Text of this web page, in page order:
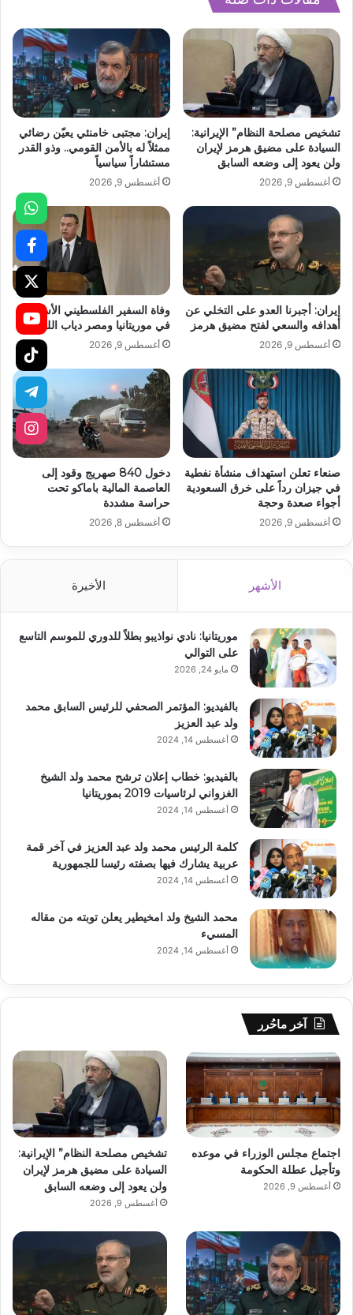
تشخيص مصلحة النظام” الإيرانية:
السيادة على مضيق هرمز لإيران
ولن يعود إلى وضعه السابق
أغسطس 9, 2026
إيران: مجتبى خامنئي يعيّن رضائي
ممثلاً له بالأمن القومي.. وذو القدر
مستشاراً سياسياً
أغسطس 9, 2026
إيران: أجبرنا العدو على التخلي عن
أهدافه والسعي لفتح مضيق هرمز
أغسطس 9, 2026
وفاة السفير الفلسطيني الأسبق
في موريتانيا ومصر دياب اللوح
أغسطس 9, 2026
صنعاء تعلن استهداف منشأة نفطية
في جيزان رداً على خرق السعودية
أجواء صعدة وحجة
أغسطس 9, 2026
دخول 840 صهريج وقود إلى
العاصمة المالية باماكو تحت
حراسة مشددة
أغسطس 8, 2026
الأشهر الأخيرة
موريتانيا: نادي نواذيبو بطلاً للدوري للموسم التاسع
على التوالي
مايو 24, 2026
بالفيديو: المؤتمر الصحفي للرئيس السابق محمد
ولد عبد العزيز
أغسطس 14, 2024
بالفيديو: خطاب إعلان ترشح محمد ولد الشيخ
الغزواني لرئاسيات 2019 بموريتانيا
أغسطس 14, 2024
كلمة الرئيس محمد ولد عبد العزيز في آخر قمة
عربية يشارك فيها بصفته رئيسا للجمهورية
أغسطس 14, 2024
محمد الشيخ ولد امخيطير يعلن توبته من مقاله
المسيء
أغسطس 14, 2024
آخر ماحُرر
اجتماع مجلس الوزراء في موعده
وتأجيل عطلة الحكومة
أغسطس 9, 2026
تشخيص مصلحة النظام” الإيرانية:
السيادة على مضيق هرمز لإيران
ولن يعود إلى وضعه السابق
أغسطس 9, 2026